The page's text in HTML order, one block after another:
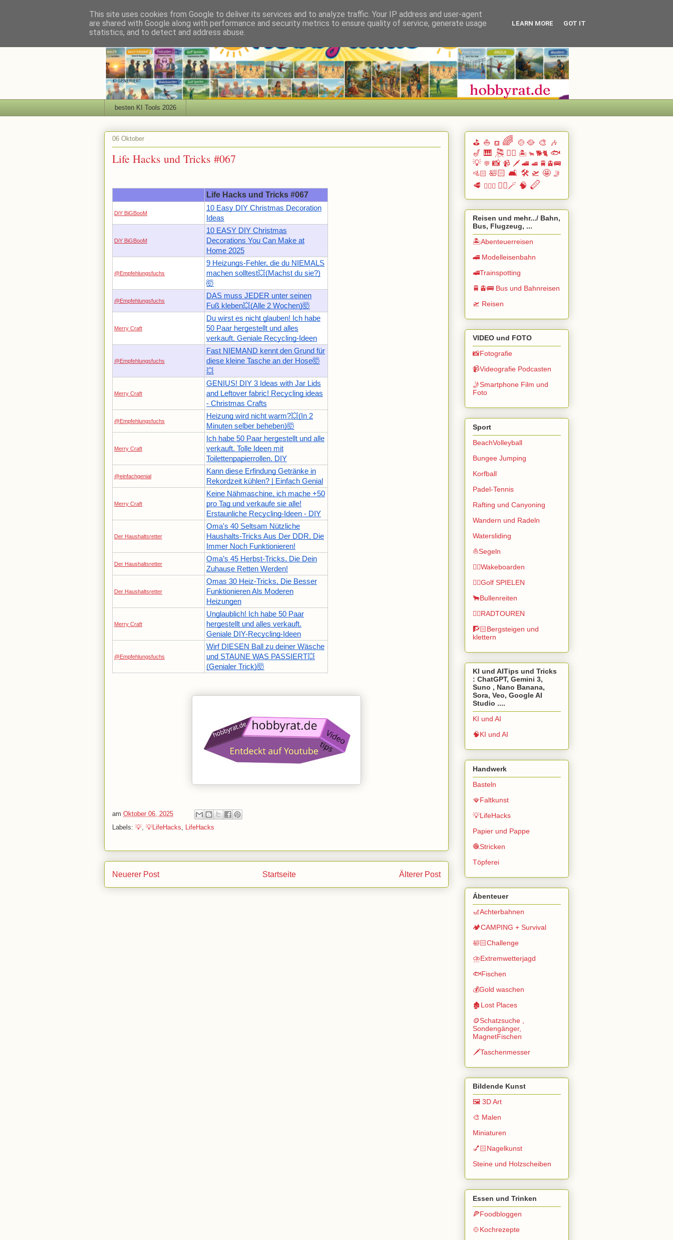
besten KI Tools 2026
06 Oktober
Life Hacks und Tricks #067
Life Hacks und Tricks #067
DiY BiGBooM
10 Easy DIY Christmas Decoration
Ideas
DiY BiGBooM
10 EASY DIY Christmas
Decorations You Can Make at
Home 2025
@Empfehlungsfuchs
9 Heizungs-Fehler, die du NIEMALS
machen solltest💥(Machst du sie?)
🤯
@Empfehlungsfuchs
DAS muss JEDER unter seinen
Fuß kleben💥(Alle 2 Wochen)🤯
Merry Craft
Du wirst es nicht glauben! Ich habe
50 Paar hergestellt und alles
verkauft. Geniale Recycling-Ideen
@Empfehlungsfuchs
Fast NIEMAND kennt den Grund für
diese kleine Tasche an der Hose🤯
💥
Merry Craft
GENIUS! DIY 3 Ideas with Jar Lids
and Leftover fabric! Recycling ideas
- Christmas Crafts
@Empfehlungsfuchs
Heizung wird nicht warm?💥(In 2
Minuten selber beheben)🤯
Merry Craft
Ich habe 50 Paar hergestellt und alle
verkauft. Tolle Ideen mit
Toilettenpapierrollen. DIY
@einfachgenial
Kann diese Erfindung Getränke in
Rekordzeit kühlen? | Einfach Genial
Merry Craft
Keine Nähmaschine, ich mache +50
pro Tag und verkaufe sie alle!
Erstaunliche Recycling-Ideen - DIY
Der Haushaltsretter
Oma's 40 Seltsam Nützliche
Haushalts-Tricks Aus Der DDR, Die
Immer Noch Funktionieren!
Der Haushaltsretter
Oma’s 45 Herbst-Tricks, Die Dein
Zuhause Retten Werden!
Der Haushaltsretter
Omas 30 Heiz-Tricks, Die Besser
Funktionieren Als Moderen
Heizungen
Merry Craft
Unglaublich! Ich habe 50 Paar
hergestellt und alles verkauft.
Geniale DIY-Recycling-Ideen
@Empfehlungsfuchs
Wirf DIESEN Ball zu deiner Wäsche
und STAUNE WAS PASSIERT💥
(Genialer Trick)🤯
am Oktober 06, 2025
Labels: 💡 💡LifeHacks LifeHacks
Neuerer Post Älterer Post
Startseite
⛳ ⛵ ⛾ 🌈 🍲🥘 🎨 🎶
🎷 🎹 🎘 🏄🏽 🏝️ 🐂 🐕🐈 🐟
💡 💬 📸 📹 🗡️ 🚄 🚅 🚆🚊🚌
🚵🏻 🛀🏻 🛋️ 🛠️ 🛫 🤩 🤳
🥩 🧗🏻‍♀️ 🧙‍♂️🪄 🧠 🪈
Reisen und mehr.../ Bahn,
Bus, Flugzeug, ...
🏝️Abenteuerreisen
🚄 Modelleisenbahn
🚅Trainspotting
🚆🚊🚌 Bus und Bahnreisen
🛫 Reisen
VIDEO und FOTO
📸Fotografie
📹Videografie Podcasten
🤳Smartphone Film und
Foto
Sport
BeachVolleyball
Bungee Jumping
Korfball
Padel-Tennis
Rafting und Canyoning
Wandern und Radeln
Watersliding
⛵Segeln
🏄🏽Wakeboarden
🏌️‍♂️Golf SPIELEN
🐂Bullenreiten
🚴‍♂️RADTOUREN
🧗🏻Bergsteigen und
klettern
KI und AITips und Tricks
: ChatGPT, Gemini 3,
Suno , Nano Banana,
Sora, Veo, Google AI
Studio ....
KI und AI
🧠KI und AI
Handwerk
Basteln
🪭Faltkunst
💡LifeHacks
Papier und Pappe
🧶Stricken
Töpferei
Ábenteuer
🎢Achterbahnen
🏕️CAMPING + Survival
🛀🏻Challenge
⛈️Extremwetterjagd
🐟Fischen
💰Gold waschen
🏚️Lost Places
🪙Schatzsuche ,
Sondengänger,
MagnetFischen
🗡️Taschenmesser
Bildende Kunst
🖼️ 3D Art
🎨 Malen
Miniaturen
💅🏻Nagelkunst
Steine und Holzscheiben
Essen und Trinken
🍕Foodbloggen
🍲Kochrezepte
This site uses cookies from Google to deliver its services and to analyze traffic. Your IP address and user-agent
are shared with Google along with performance and security metrics to ensure quality of service, generate usage
statistics, and to detect and address abuse.
LEARN MORE GOT IT